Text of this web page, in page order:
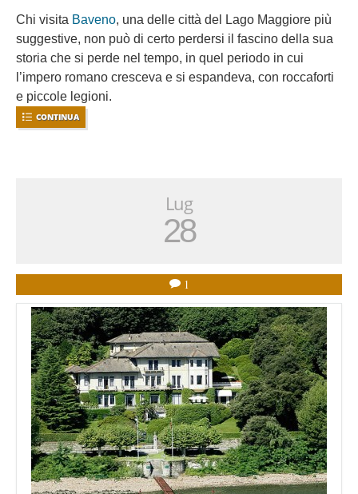
Chi visita Baveno, una delle città del Lago Maggiore più
suggestive, non può di certo perdersi il fascino della sua
storia che si perde nel tempo, in quel periodo in cui
l’impero romano cresceva e si espandeva, con roccaforti
e piccole legioni.
CONTINUA
Lug
28
1